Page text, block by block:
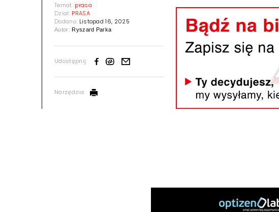
Temat: prasa
Dział: PRASA
Dodano: Listopad 16, 2025
Autor:Ryszard Parka
Udostępnij:
Narzędzia: